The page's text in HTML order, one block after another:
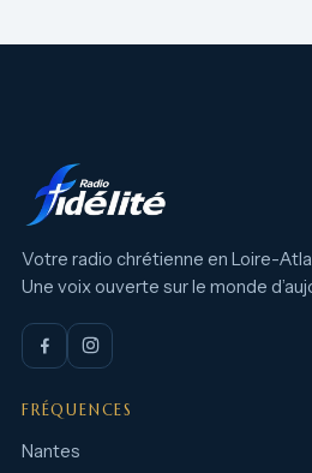
Votre radio chrétienne en Loire-
Une voix ouverte sur le monde
FRÉQUENCES
Nantes